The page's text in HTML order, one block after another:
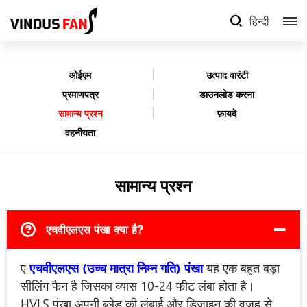
हिन्दी
ओईएम
उत्पाद वारंटी
प्रमाणपत्र
डाउनलोड करना
सामान्य प्रश्न
फ़ायदे
वहनीयता
सामान्य प्रश्न
एचवीएलएस पंखा क्या है?
एएचवीएलएस (उच्च मात्रा निम्न गति) पंखायह एक बहुत बड़ा
सीलिंग फैन है जिसका व्यास 10-24 फीट लंबा होता है।
HVLS पंखा अपनी ब्लेड की लंबाई और डिज़ाइन की वजह से